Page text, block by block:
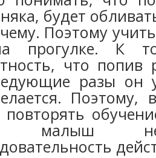
будет
Поэтому
прогулке. К
что попив
разы он
Поэтому,
повторять
малыш не